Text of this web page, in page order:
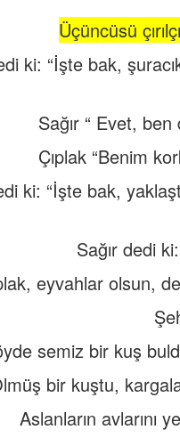
Üçüncüsü
ki: “İşte bak,
Sağır “ Evet,
Çıplak “Benim
ki: “İşte bak,
Sağır dedi
eyvahlar olsun,
semiz bir kuş
bir kuştu,
Aslanların